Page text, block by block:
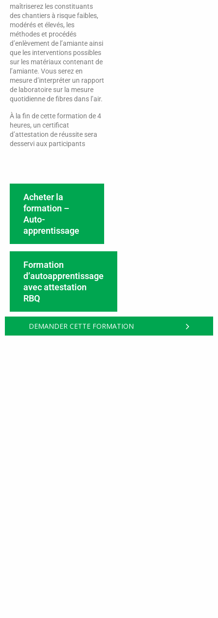
maîtriserez les constituants
des chantiers à risque faibles,
modérés et élevés, les
méthodes et procédés
d’enlèvement de l’amiante ainsi
que les interventions possibles
sur les matériaux contenant de
l’amiante. Vous serez en
mesure d’interpréter un rapport
de laboratoire sur la mesure
quotidienne de fibres dans l’air.​
À la fin de cette formation de 4
heures, un certificat
d’attestation de réussite sera
desservi aux participants
Acheter la
formation –
Auto-
apprentissage
Formation
d’autoapprentissage
avec attestation
RBQ
DEMANDER CETTE FORMATION